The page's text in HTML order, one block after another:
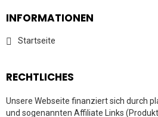
INFORMATIONEN
Startseite
RECHTLICHES
Unsere Webseite finanziert sich durch
und sogenannten Affiliate Links